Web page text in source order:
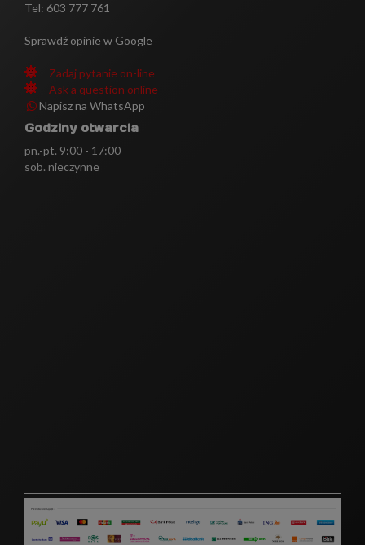
Tel: 603 777 761
Sprawdź opinie w Google
Zadaj pytanie on-line
Ask a question online
Napisz na WhatsApp
Godziny otwarcia
pn.-pt. 9:00 - 17:00
sob. nieczynne